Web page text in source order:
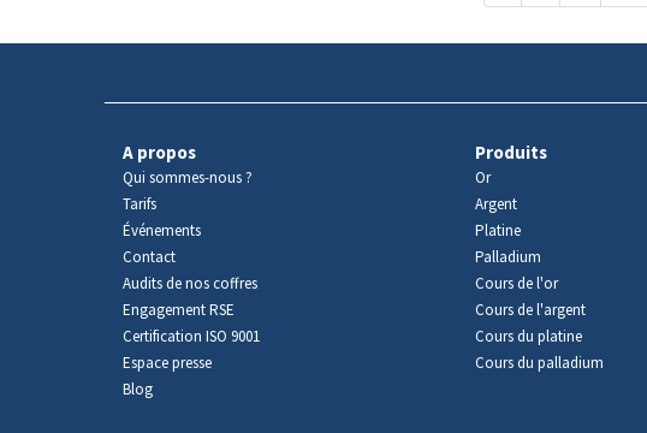
A propos
Qui sommes-nous ?
Tarifs
Événements
Contact
Audits de nos coffres
Engagement RSE
Certification ISO 9001
Espace presse
Blog
Produits
Or
Argent
Platine
Palladium
Cours de l'or
Cours de l'argent
Cours du platine
Cours du palladium